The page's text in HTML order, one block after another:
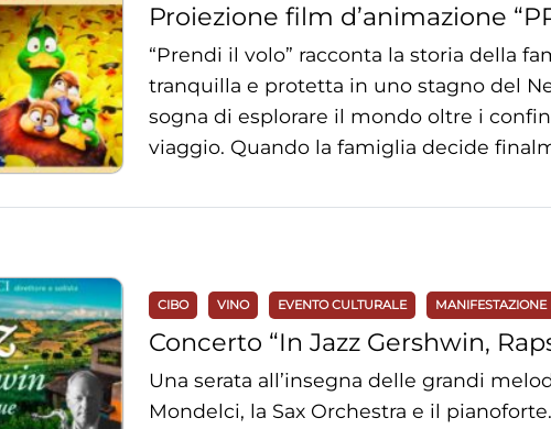
Proiezione film d’animazione
“Prendi il volo” racconta la storia della
tranquilla e protetta in uno stagno del
sogna di esplorare il mondo oltre i
viaggio. Quando la famiglia decide
CIBO VINO EVENTO CULTURALE
Concerto “In Jazz Gershwin,
Una serata all’insegna delle grandi
Mondelci, la Sax Orchestra e il